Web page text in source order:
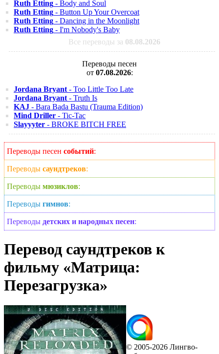
Ruth Etting - Body and Soul
Ruth Etting - Button Up Your Overcoat
Ruth Etting - Dancing in the Moonlight
Ruth Etting - I'm Nobody's Baby
Все переводы за 08.08.2026
Переводы песен
от 07.08.2026:
Jordana Bryant - Too Little Too Late
Jordana Bryant - Truth Is
KAJ - Bara Bada Bastu (Trauma Edition)
Mind Driller - Tic-Tac
Slayyyter - BROKE BITCH FREE
Переводы песен событий:
Переводы саундтреков:
Переводы мюзиклов:
Переводы гимнов:
Переводы детских и народных песен:
Перевод саундтреков к
фильму «Матрица:
Перезагрузка»
© 2005-2026 Лингво-